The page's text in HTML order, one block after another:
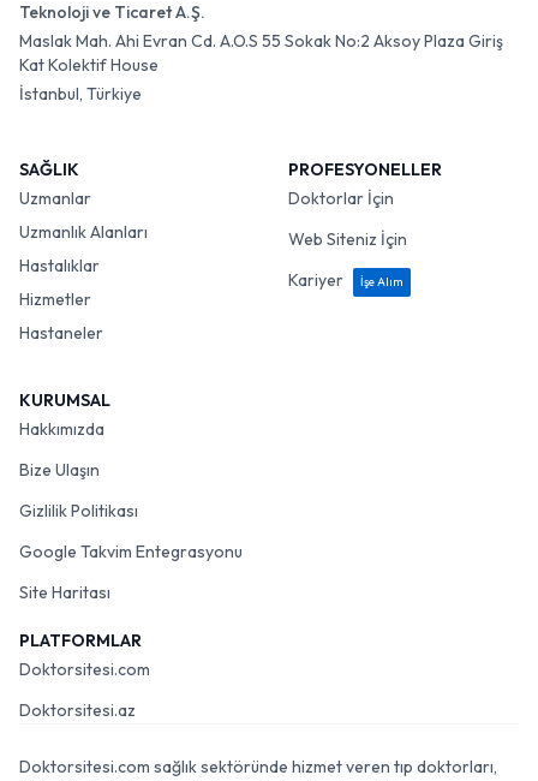
Teknoloji ve Ticaret A.Ş.
Maslak Mah. Ahi Evran Cd. A.O.S 55 Sokak No:2 Aksoy Plaza Giriş
Kat Kolektif House
İstanbul, Türkiye
SAĞLIK
Uzmanlar
Uzmanlık Alanları
Hastalıklar
Hizmetler
Hastaneler
PROFESYONELLER
Doktorlar İçin
Web Siteniz İçin
Kariyer
İşe Alım
KURUMSAL
Hakkımızda
Bize Ulaşın
Gizlilik Politikası
Google Takvim Entegrasyonu
Site Haritası
PLATFORMLAR
Doktorsitesi.com
Doktorsitesi.az
Doktorsitesi.com sağlık sektöründe hizmet veren tıp doktorları,